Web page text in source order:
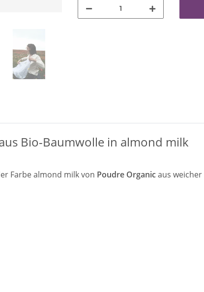
Bio-Baumwolle in almond milk
Farbe almond milk von Poudre Organicaus weicher